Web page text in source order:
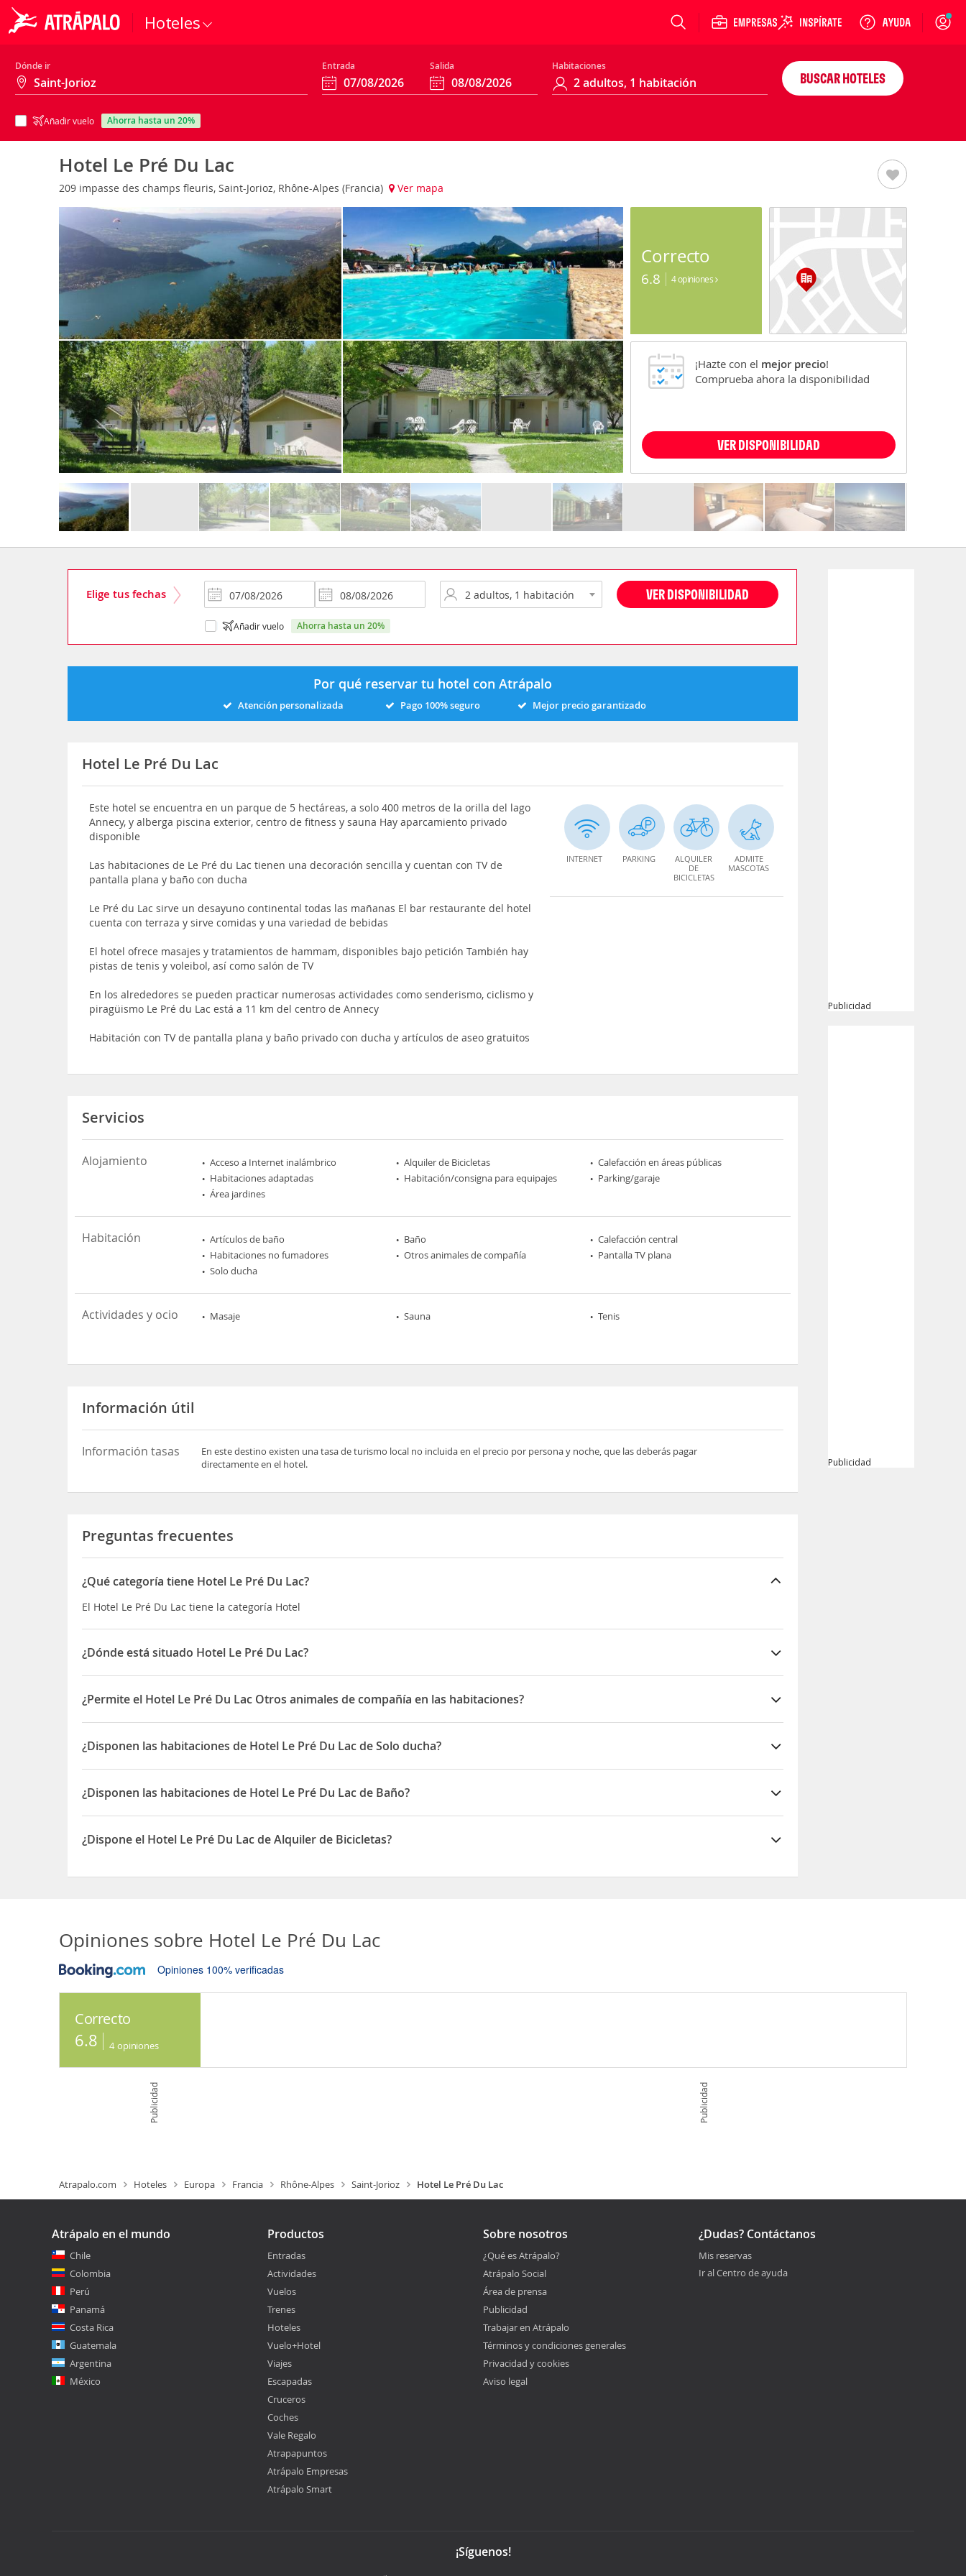
Hoteles Login
Dónde ir Entrada Salida Habitaciones
Añadir vuelo ahorra hasta un 20%
BUSCAR HOTELES
Hotel Le Pré Du Lac
209 impasse des champs fleuris, Saint-Jorioz, Rhône-Alpes (Francia) Ver mapa
Correcto
6.8 4 opiniones
¡Hazte con el mejor precio!
Comprueba ahora la disponibilidad
VER DISPONIBILIDAD
Elige tus fechas VER DISPONIBILIDAD
Añadir vuelo ahorra hasta un 20%
Por qué reservar tu hotel con Atrápalo
Atención personalizada Pago 100% seguro Mejor precio garantizado
Hotel Le Pré Du Lac
Este hotel se encuentra en un parque de 5 hectáreas, a solo 400 metros de la orilla del lago
Annecy, y alberga piscina exterior, centro de fitness y sauna Hay aparcamiento privado
disponible
Las habitaciones de Le Pré du Lac tienen una decoración sencilla y cuentan con TV de
pantalla plana y baño con ducha
Le Pré du Lac sirve un desayuno continental todas las mañanas El bar restaurante del hotel
cuenta con terraza y sirve comidas y una variedad de bebidas
El hotel ofrece masajes y tratamientos de hammam, disponibles bajo petición También hay
pistas de tenis y voleibol, así como salón de TV
En los alrededores se pueden practicar numerosas actividades como senderismo, ciclismo y
piragüismo Le Pré du Lac está a 11 km del centro de Annecy
Habitación con TV de pantalla plana y baño privado con ducha y artículos de aseo gratuitos
INTERNET PARKING
ALQUILER
DE
BICICLETAS
ADMITE
MASCOTAS
Servicios
Alojamiento Acceso a Internet inalámbrico Alquiler de Bicicletas
Calefacción en áreas públicas
Habitaciones adaptadas
Habitación/consigna para equipajes
Parking/garaje
Área jardines
Habitación Artículos de baño Baño
Calefacción central
Habitaciones no fumadores
Otros animales de compañía
Pantalla TV plana
Solo ducha
Actividades y ocio Masaje Sauna Tenis
Información útil
Información tasas
En este destino existen una tasa de turismo local no incluida en el precio por persona y noche, que las deberás pagar
directamente en el hotel.
Preguntas frecuentes
¿Qué categoría tiene Hotel Le Pré Du Lac?
El Hotel Le Pré Du Lac tiene la categoría Hotel
¿Dónde está situado Hotel Le Pré Du Lac?
El Hotel Le Pré Du Lac está situado en 209 impasse des champs fleuris
¿Permite el Hotel Le Pré Du Lac Otros animales de compañía en las habitaciones?
Sí, el Hotel Le Pré Du Lac permite Otros animales de compañía en las habitaciones
¿Disponen las habitaciones de Hotel Le Pré Du Lac de Solo ducha?
Sí, las habitaciones del Hotel Le Pré Du Lac disponen de Solo ducha
¿Disponen las habitaciones de Hotel Le Pré Du Lac de Baño?
Sí, las habitaciones del Hotel Le Pré Du Lac disponen de Baño
¿Dispone el Hotel Le Pré Du Lac de Alquiler de Bicicletas?
Publicidad
Publicidad
Opiniones sobre Hotel Le Pré Du Lac
Opiniones 100% verificadas
Correcto
6.8 4 opiniones
Publicidad Publicidad
Atrapalo.com Hoteles Europa Francia Rhône-Alpes Saint-Jorioz Hotel Le Pré Du Lac
Atrápalo en el mundo
Chile
Colombia
Perú
Panamá
Costa Rica
Guatemala
Argentina
México
Productos
Entradas
Actividades
Vuelos
Trenes
Hoteles
Vuelo+Hotel
Viajes
Escapadas
Cruceros
Coches
Vale Regalo
Atrapapuntos
Atrápalo Empresas
Atrápalo Smart
Sobre nosotros
¿Qué es Atrápalo?
Atrápalo Social
Área de prensa
Publicidad
Trabajar en Atrápalo
Términos y condiciones generales
Privacidad y cookies
Aviso legal
¿Dudas? Contáctanos
Mis reservas
Ir al Centro de ayuda
¡Síguenos!